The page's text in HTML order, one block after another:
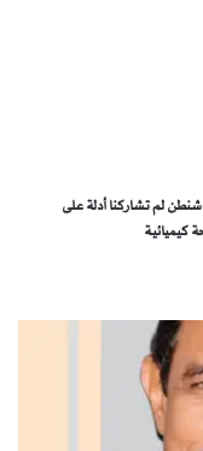
لم تشاركنا أدلة على
كيميائية